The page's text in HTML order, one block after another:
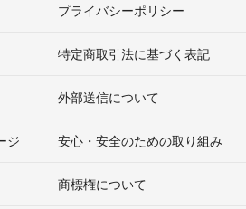
プライバシーポリシー
特定商取引法に基づく表記
外部送信について
ジ 安心・安全のための取り組み
商標権について